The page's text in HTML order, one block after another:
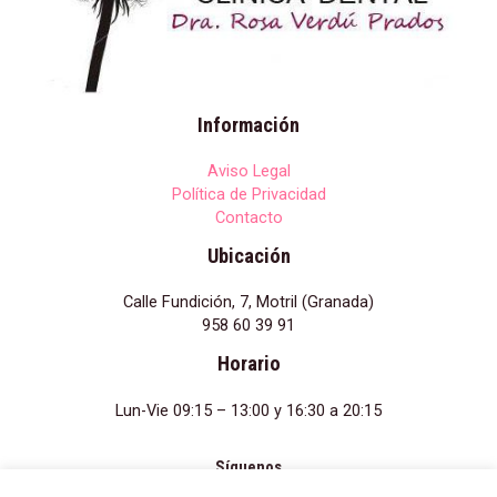
Información
Aviso Legal
Política de Privacidad
Contacto
Ubicación
Calle Fundición, 7, Motril (Granada)
958 60 39 91
Horario
Lun-Vie 09:15 – 13:00 y 16:30 a 20:15
Síguenos